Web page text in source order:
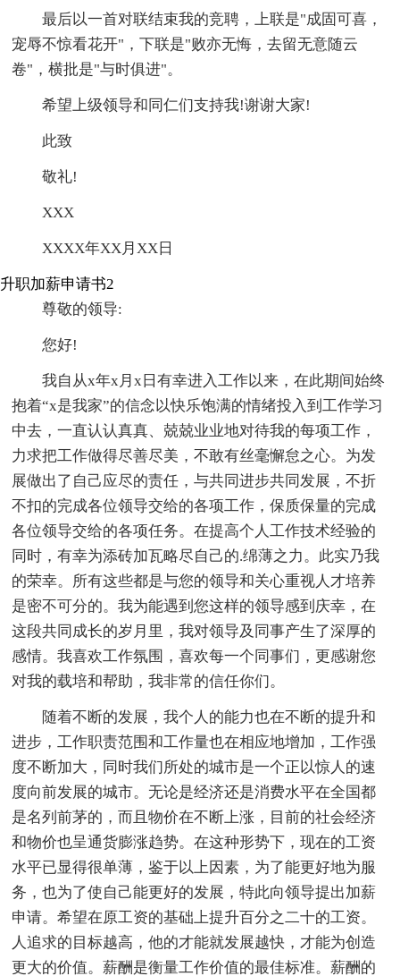
最后以一首对联结束我的竞聘，上联是"成固可喜，
宠辱不惊看花开"，下联是"败亦无悔，去留无意随云
卷"，横批是"与时俱进"。
希望上级领导和同仁们支持我!谢谢大家!
此致
敬礼!
XXX
XXXX年XX月XX日
升职加薪申请书2
尊敬的领导:
您好!
我自从x年x月x日有幸进入工作以来，在此期间始终
抱着“x是我家”的信念以快乐饱满的情绪投入到工作学习
中去，一直认认真真、兢兢业业地对待我的每项工作，
力求把工作做得尽善尽美，不敢有丝毫懈怠之心。为发
展做出了自己应尽的责任，与共同进步共同发展，不折
不扣的完成各位领导交给的各项工作，保质保量的完成
各位领导交给的各项任务。在提高个人工作技术经验的
同时，有幸为添砖加瓦略尽自己的.绵薄之力。此实乃我
的荣幸。所有这些都是与您的领导和关心重视人才培养
是密不可分的。我为能遇到您这样的领导感到庆幸，在
这段共同成长的岁月里，我对领导及同事产生了深厚的
感情。我喜欢工作氛围，喜欢每一个同事们，更感谢您
对我的载培和帮助，我非常的信任你们。
随着不断的发展，我个人的能力也在不断的提升和
进步，工作职责范围和工作量也在相应地增加，工作强
度不断加大，同时我们所处的城市是一个正以惊人的速
度向前发展的城市。无论是经济还是消费水平在全国都
是名列前茅的，而且物价在不断上涨，目前的社会经济
和物价也呈通货膨涨趋势。在这种形势下，现在的工资
水平已显得很单薄，鉴于以上因素，为了能更好地为服
务，也为了使自己能更好的发展，特此向领导提出加薪
申请。希望在原工资的基础上提升百分之二十的工资。
人追求的目标越高，他的才能就发展越快，才能为创造
更大的价值。薪酬是衡量工作价值的最佳标准。薪酬的